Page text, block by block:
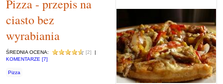
Pizza - przepis na
ciasto bez
wyrabiania
ŚREDNIA OCENA: [2]
|
KOMENTARZE [7]
Pizza